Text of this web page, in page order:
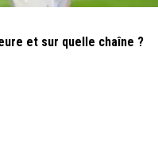
et sur quelle chaîne ?